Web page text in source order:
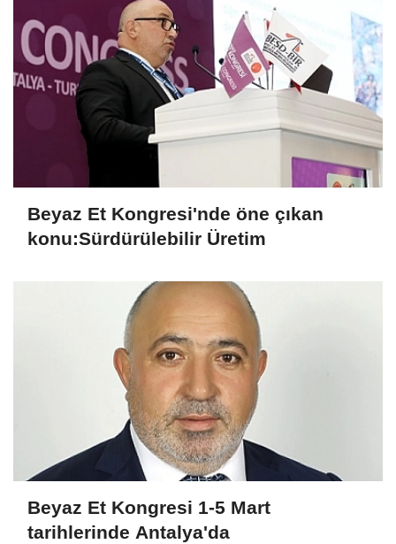
Beyaz Et Kongresi'nde öne çıkan
konu:Sürdürülebilir Üretim
Beyaz Et Kongresi 1-5 Mart
tarihlerinde Antalya'da